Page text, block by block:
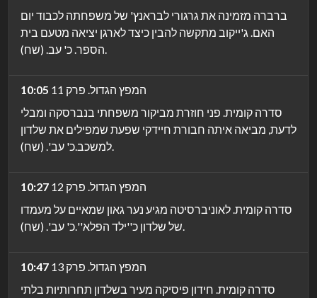
ברברה מזמינה את גרגורי לבראנץ' של משפחתה לכבוד יום
האם. ג'ייקוב מתקשה להבין כיצד לארגן יציאה מטעם בית
הספר. כ' עב. (שח).
10:05
המפץ הגדול. פרק 11
סדרה קומית. פני חוזרת מביקור משפחתי בנברסקה ומבלי
לדעת, מביאה איתה חבורת חיידקי שפעת שמפילים את שלדון
למשכב.כ' עב'. (שח).
10:27
המפץ הגדול. פרק 12
סדרה קומית. לאוניברסיטה מגיע נער גאון שמאיים על מעמדו
של שלדון כ''ילד הפלא''.כ' עב'. (שח).
10:47
המפץ הגדול. פרק 13
סדרה קומית. חידון פיסיקה מעיר בשלדון תחרותיות בלתי